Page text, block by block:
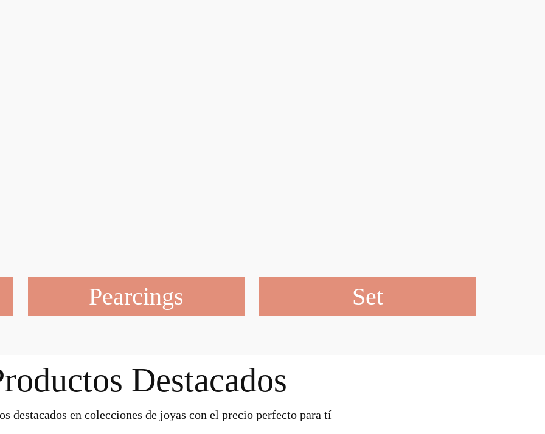
Pearcings Set
Destacados
destacados en colecciones de joyas con el precio perfecto para tí